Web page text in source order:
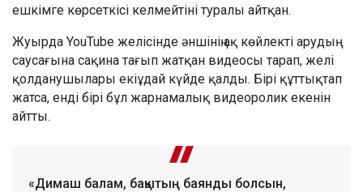
ешкімге көрсеткісі келмейтіні туралы айтқан.
Жуырда YouTube желісінде әншінің ақ көйлекті арудың
саусағына сақина тағып жатқан видеосы тарап, желі
қолданушылары екіұдай күйде қалды. Бірі құттықтап
жатса, енді бірі бұл жарнамалық видеоролик екенін
айтты.
«Димаш балам, бақытың баянды болсын,